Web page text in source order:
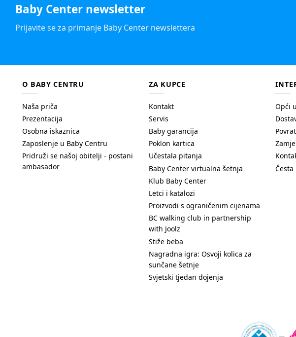
Baby Center newsletter
Prijavite se za primanje Baby Center newslettera
O BABY CENTRU
Naša priča
Prezentacija
Osobna iskaznica
Zaposlenje u Baby Centru
Pridruži se našoj obitelji - postani
ambasador
ZA KUPCE
Kontakt
Servis
Baby garancija
Poklon kartica
Učestala pitanja
Baby Center virtualna šetnja
Klub Baby Center
Letci i katalozi
Proizvodi s ograničenim cijenama
BC walking club in partnership
with Joolz
Stiže beba
Nagradna igra: Osvoji kolica za
sunčane šetnje
Svjetski tjedan dojenja
Opći
Povrat